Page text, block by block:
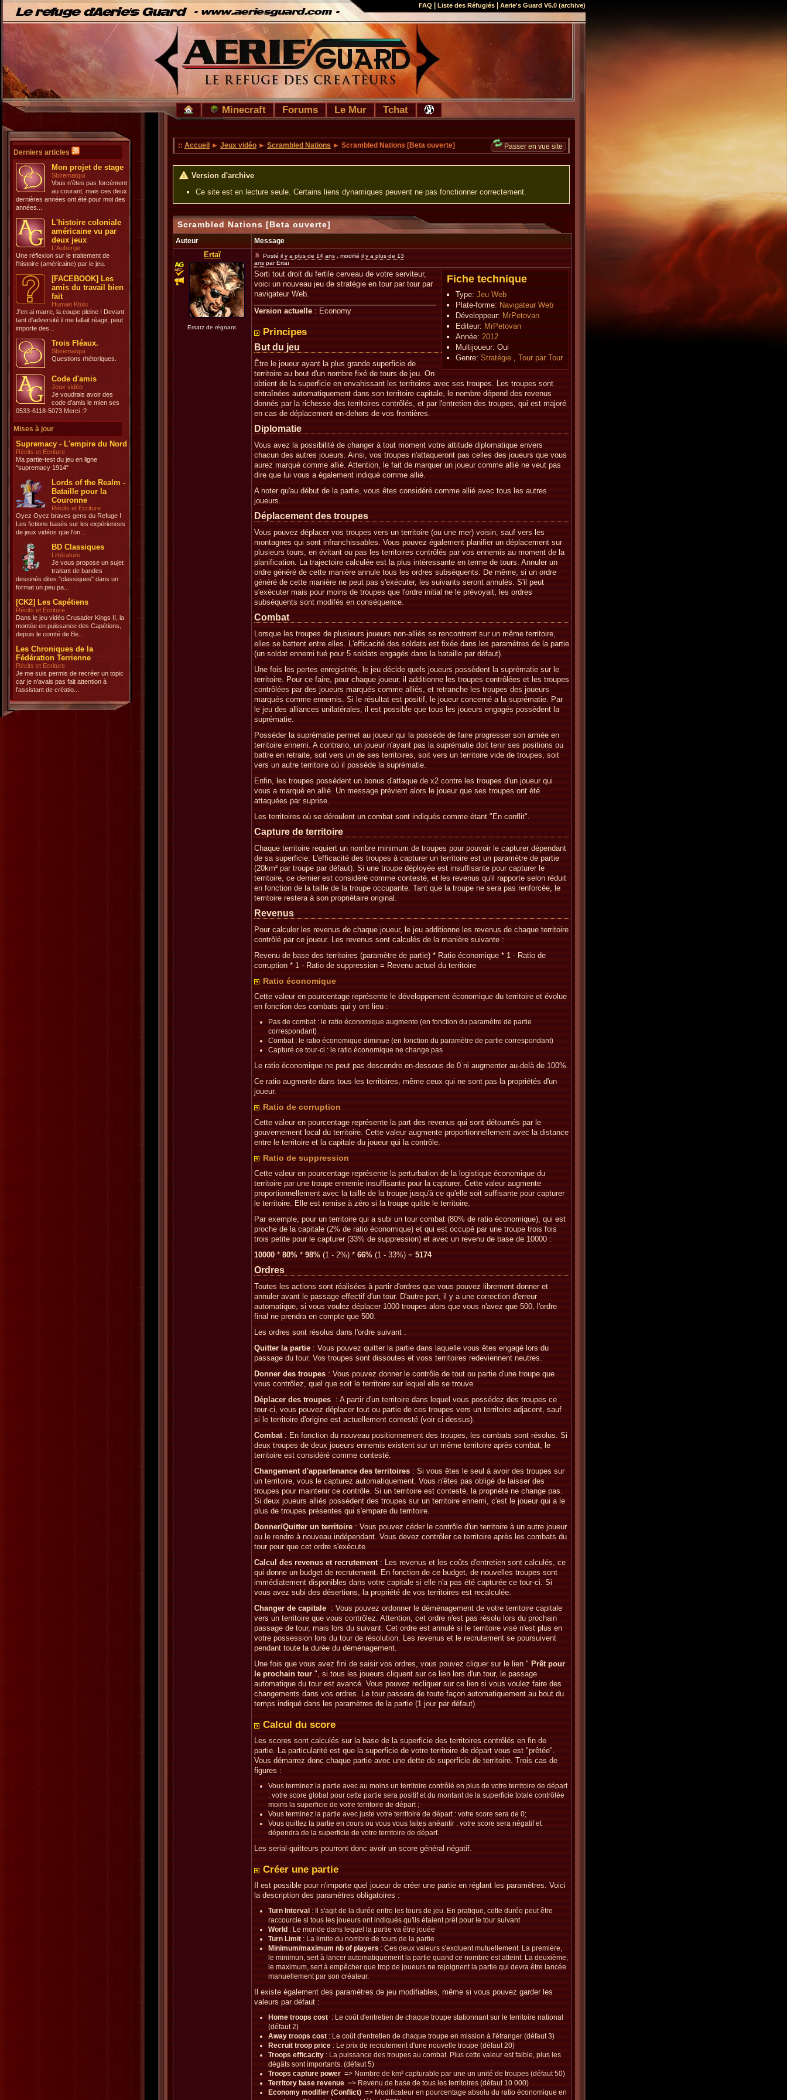
FAQ Liste des Réfugiés Aerie's Guard V6.0 (archive)
Minecraft Forums Le Mur Tchat
Derniers articles
Mon projet de stage
Sbirematqui
Vous n'êtes pas forcément
au courant, mais ces deux
dernières années ont été pour moi des
années...
L'histoire coloniale
américaine vu par
deux jeux
L'Auberge
Une réflexion sur le traitement de
l'histoire (américaine) par le jeu.
[FACEBOOK] Les
amis du travail bien
fait
Human Ktulu
J'en ai marre, la coupe pleine ! Devant
tant d'adversité il me fallait réagir, peut
importe des...
Trois Fléaux.
Sbirematqui
Questions rhétoriques.
Code d'amis
Jeux vidéo
Je voudrais avoir des
code d'amis le mien ses
0533-6118-5073 Merci :?
Mises à jour
Supremacy - L'empire du Nord
Récits et Ecriture
Ma partie-test du jeu en ligne
"supremacy 1914"
Lords of the Realm -
Bataille pour la
Couronne
Récits et Ecriture
Oyez Oyez braves gens du Refuge !
Les fictions basés sur les expériences
de jeux vidéos que l'on...
BD Classiques
Littérature
Je vous propose un sujet
traitant de bandes
dessinés dites "classiques" dans un
format un peu pa...
[CK2] Les Capétiens
Récits et Ecriture
Dans le jeu vidéo Crusader Kings II, la
montée en puissance des Capétiens,
depuis le comté de Be...
Les Chroniques de la
Fédération Terrienne
Récits et Ecriture
Je me suis permis de recréer un topic
car je n'avais pas fait attention à
l'assistant de créatio...
Passer en vue site
:: Accueil ► Jeux vidéo ► Scrambled Nations ► Scrambled Nations [Beta ouverte]
Version d'archive
Ce site est en lecture seule. Certains liens dynamiques peuvent ne pas fonctionner correctement.
Scrambled Nations [Beta ouverte]
Auteur Message
Ertaï
Ersatz de régnant.
Posté il y a plus de 14 ans , modifié il y a plus de 13
ans par Ertaï
Fiche technique
Type: Jeu Web
Plate-forme: Navigateur Web
Développeur: MrPetovan
Editeur: MrPetovan
Année: 2012
Multijoueur: Oui
Genre: Stratégie , Tour par Tour
Sorti tout droit du fertile cerveau de votre serviteur,
voici un nouveau jeu de stratégie en tour par tour par
navigateur Web.
Version actuelle : Economy
Principes
But du jeu
Être le joueur ayant la plus grande superficie de
territoire au bout d'un nombre fixé de tours de jeu. On
obtient de la superficie en envahissant les territoires avec ses troupes. Les troupes sont
entraînées automatiquement dans son territoire capitale, le nombre dépend des revenus
donnés par la richesse des territoires contrôlés, et par l'entretien des troupes, qui est majoré
en cas de déplacement en-dehors de vos frontières.
Diplomatie
Vous avez la possibilité de changer à tout moment votre attitude diplomatique envers
chacun des autres joueurs. Ainsi, vos troupes n'attaqueront pas celles des joueurs que vous
aurez marqué comme allié. Attention, le fait de marquer un joueur comme allié ne veut pas
dire que lui vous a également indiqué comme allié.
A noter qu'au début de la partie, vous êtes considéré comme allié avec tous les autres
joueurs.
Déplacement des troupes
Vous pouvez déplacer vos troupes vers un territoire (ou une mer) voisin, sauf vers les
montagnes qui sont infranchissables. Vous pouvez également planifier un déplacement sur
plusieurs tours, en évitant ou pas les territoires contrôlés par vos ennemis au moment de la
planification. La trajectoire calculée est la plus intéressante en terme de tours. Annuler un
ordre généré de cette manière annule tous les ordres subséquents. De même, si un ordre
généré de cette manière ne peut pas s'exécuter, les suivants seront annulés. S'il peut
s'exécuter mais pour moins de troupes que l'ordre initial ne le prévoyait, les ordres
subséquents sont modifés en conséquence.
Combat
Lorsque les troupes de plusieurs joueurs non-alliés se rencontrent sur un même territoire,
elles se battent entre elles. L'efficacité des soldats est fixée dans les paramètres de la partie
(un soldat ennemi tué pour 5 soldats engagés dans la bataille par défaut).
Une fois les pertes enregistrés, le jeu décide quels joueurs possèdent la suprématie sur le
territoire. Pour ce faire, pour chaque joueur, il additionne les troupes contrôlées et les troupes
contrôlées par des joueurs marqués comme alliés, et retranche les troupes des joueurs
marqués comme ennemis. Si le résultat est positif, le joueur concerné a la suprématie. Par
le jeu des alliances unilatérales, il est possible que tous les joueurs engagés possèdent la
suprématie.
Posséder la suprématie permet au joueur qui la possède de faire progresser son armée en
territoire ennemi. A contrario, un joueur n'ayant pas la suprématie doit tenir ses positions ou
battre en retraite, soit vers un de ses territoires, soit vers un territoire vide de troupes, soit
vers un autre territoire où il possède la suprématie.
Enfin, les troupes possèdent un bonus d'attaque de x2 contre les troupes d'un joueur qui
vous a marqué en allié. Un message prévient alors le joueur que ses troupes ont été
attaquées par suprise.
Les territoires où se déroulent un combat sont indiqués comme étant "En conflit".
Capture de territoire
Chaque territoire requiert un nombre minimum de troupes pour pouvoir le capturer dépendant
de sa superficie. L'efficacité des troupes à capturer un territoire est un paramètre de partie
(20km² par troupe par défaut). Si une troupe déployée est insuffisante pour capturer le
territoire, ce dernier est considéré comme contesté, et les revenus qu'il rapporte selon réduit
en fonction de la taille de la troupe occupante. Tant que la troupe ne sera pas renforcée, le
territoire restera à son propriétaire original.
Revenus
Pour calculer les revenus de chaque joueur, le jeu additionne les revenus de chaque territoire
contrôlé par ce joueur. Les revenus sont calculés de la manière suivante :
Revenu de base des territoires (paramètre de partie) * Ratio économique * 1 - Ratio de
corruption * 1 - Ratio de suppression = Revenu actuel du territoire
Ratio économique
Cette valeur en pourcentage représente le développement économique du territoire et évolue
en fonction des combats qui y ont lieu :
Pas de combat : le ratio économique augmente (en fonction du paramètre de partie
correspondant)
Combat : le ratio économique diminue (en fonction du paramètre de partie correspondant)
Capturé ce tour-ci : le ratio économique ne change pas
Le ratio économique ne peut pas descendre en-dessous de 0 ni augmenter au-delà de 100%.
Ce ratio augmente dans tous les territoires, même ceux qui ne sont pas la propriétés d'un
joueur.
Ratio de corruption
Cette valeur en pourcentage représente la part des revenus qui sont détournés par le
gouvernement local du territoire. Cette valeur augmente proportionnellement avec la distance
entre le territoire et la capitale du joueur qui la contrôle.
Ratio de suppression
Cette valeur en pourcentage représente la perturbation de la logistique économique du
territoire par une troupe ennemie insuffisante pour la capturer. Cette valeur augmente
proportionnellement avec la taille de la troupe jusqu'à ce qu'elle soit suffisante pour capturer
le territoire. Elle est remise à zéro si la troupe quitte le territoire.
Par exemple, pour un territoire qui a subi un tour combat (80% de ratio économique), qui est
proche de la capitale (2% de ratio économique) et qui est occupé par une troupe trois fois
trois petite pour le capturer (33% de suppression) et avec un revenu de base de 10000 :
10000 * 80% * 98% (1 - 2%) * 66% (1 - 33%) = 5174
Ordres
Toutes les actions sont réalisées à partir d'ordres que vous pouvez librement donner et
annuler avant le passage effectif d'un tour. D'autre part, il y a une correction d'erreur
automatique, si vous voulez déplacer 1000 troupes alors que vous n'avez que 500, l'ordre
final ne prendra en compte que 500.
Les ordres sont résolus dans l'ordre suivant :
Quitter la partie : Vous pouvez quitter la partie dans laquelle vous êtes engagé lors du
passage du tour. Vos troupes sont dissoutes et voss territoires redeviennent neutres.
Donner des troupes : Vous pouvez donner le contrôle de tout ou partie d'une troupe que
vous contrôlez, quel que soit le territoire sur lequel elle se trouve.
Déplacer des troupes : A partir d'un territoire dans lequel vous possédez des troupes ce
tour-ci, vous pouvez déplacer tout ou partie de ces troupes vers un territoire adjacent, sauf
si le territoire d'origine est actuellement contesté (voir ci-dessus).
Combat : En fonction du nouveau positionnement des troupes, les combats sont résolus. Si
deux troupes de deux joueurs ennemis existent sur un même territoire après combat, le
territoire est considéré comme contesté.
Changement d'appartenance des territoires : Si vous êtes le seul à avoir des troupes sur
un territoire, vous le capturez automatiquement. Vous n'êtes pas obligé de laisser des
troupes pour maintenir ce contrôle. Si un territoire est contesté, la propriété ne change pas.
Si deux joueurs alliés possèdent des troupes sur un territoire ennemi, c'est le joueur qui a le
plus de troupes présentes qui s'empare du territoire.
Donner/Quitter un territoire : Vous pouvez céder le contrôle d'un territoire à un autre joueur
ou le rendre à nouveau indépendant. Vous devez contrôler ce territoire après les combats du
tour pour que cet ordre s'exécute.
Calcul des revenus et recrutement : Les revenus et les coûts d'entretien sont calculés, ce
qui donne un budget de recrutement. En fonction de ce budget, de nouvelles troupes sont
immédiatement disponibles dans votre capitale si elle n'a pas été capturée ce tour-ci. Si
vous avez subi des désertions, la propriété de vos territoires est recalculée.
Changer de capitale : Vous pouvez ordonner le déménagement de votre territoire capitale
vers un territoire que vous contrôlez. Attention, cet ordre n'est pas résolu lors du prochain
passage de tour, mais lors du suivant. Cet ordre est annulé si le territoire visé n'est plus en
votre possession lors du tour de résolution. Les revenus et le recrutement se poursuivent
pendant toute la durée du déménagement.
Une fois que vous avez fini de saisir vos ordres, vous pouvez cliquer sur le lien " Prêt pour
le prochain tour ", si tous les joueurs cliquent sur ce lien lors d'un tour, le passage
automatique du tour est avancé. Vous pouvez recliquer sur ce lien si vous voulez faire des
changements dans vos ordres. Le tour passera de toute façon automatiquement au bout du
temps indiqué dans les paramètres de la partie (1 jour par défaut).
Calcul du score
Les scores sont calculés sur la base de la superficie des territoires contrôlés en fin de
partie. La particularité est que la superficie de votre territoire de départ vous est "prêtée".
Vous démarrez donc chaque partie avec une dette de superficie de territoire. Trois cas de
figures :
Vous terminez la partie avec au moins un territoire contrôlé en plus de votre territoire de départ
: votre score global pour cette partie sera positif et du montant de la superficie totale contrôlée
moins la superficie de votre territoire de départ ;
Vous terminez la partie avec juste votre territoire de départ : votre score sera de 0;
Vous quittez la partie en cours ou vous vous faites anéantir : votre score sera négatif et
dépendra de la superficie de votre territoire de départ.
Les serial-quitteurs pourront donc avoir un score général négatif.
Créer une partie
Il est possible pour n'importe quel joueur de créer une partie en réglant les paramètres. Voici
la description des paramètres obligatoires :
Turn Interval : Il s'agit de la durée entre les tours de jeu. En pratique, cette durée peut être
raccourcie si tous les joueurs ont indiqués qu'ils étaient prêt pour le tour suivant
World : Le monde dans lequel la partie va être jouée
Turn Limit : La limite du nombre de tours de la partie
Minimum/maximum nb of players : Ces deux valeurs s'excluent mutuellement. La première,
le minimun, sert à lancer automatiquement la partie quand ce nombre est atteint. La deuxième,
le maximum, sert à empêcher que trop de joueurs ne rejoignent la partie qui devra être lancée
manuellement par son créateur.
Il existe également des paramètres de jeu modifiables, même si vous pouvez garder les
valeurs par défaut :
Home troops cost : Le coût d'entretien de chaque troupe stationnant sur le territoire national
(défaut 2)
Away troops cost : Le coût d'entretien de chaque troupe en mission à l'étranger (défaut 3)
Recruit troop price : Le prix de recrutement d'une nouvelle troupe (défaut 20)
Troops efficacity : La puissance des troupes au combat. Plus cette valeur est faible, plus les
dégâts sont importants. (défaut 5)
Troops capture power => Nombre de km² capturable par une un unité de troupes (défaut 50)
Territory base revenue => Revenu de base de tous les territoires (défaut 10 000)
Economy modifier (Conflict) => Modificateur en pourcentage absolu du ratio économique en